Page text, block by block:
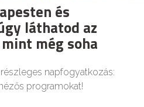
és
láthatod az
még soha
részleges napfogyatkozás:
programokat!